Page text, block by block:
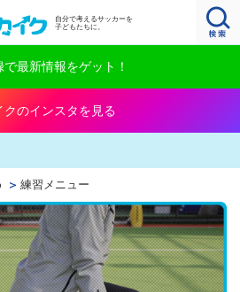
自分で考えるサッカーを
子どもたちに。
最新情報をゲット！
クのインスタを見る
練習メニュー